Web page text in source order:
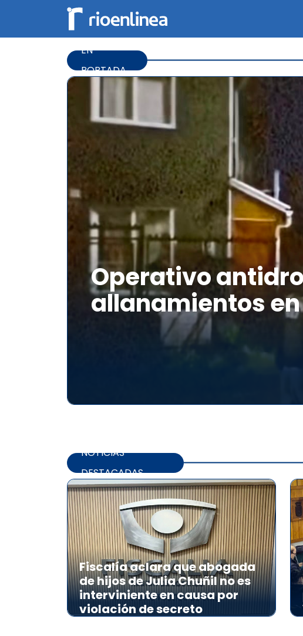
EN
PORTADA
Operativo
allanamientos en
NOTICIAS
DESTACADAS
Fiscalía aclara que abogada
de hijos de Julia Chuñil no es
interviniente en causa por
violación de secreto